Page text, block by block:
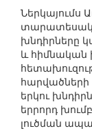
Ներկայումս
տարատեսակ
խնդիրները
և
հարվածների
երկու
երրորդ
լուծման